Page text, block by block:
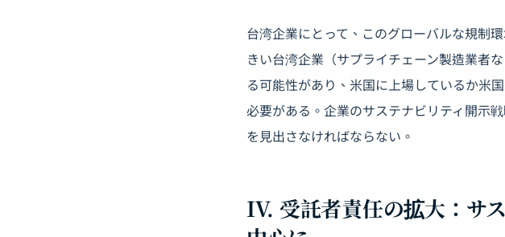
台湾企業にとって、このグローバルな規制
きい台湾企業（サプライチェーン製造業者
る可能性があり、米国に上場しているか米
必要がある。企業のサステナビリティ開示
を見出さなければならない。
IV. 受託者責任の拡大：サ